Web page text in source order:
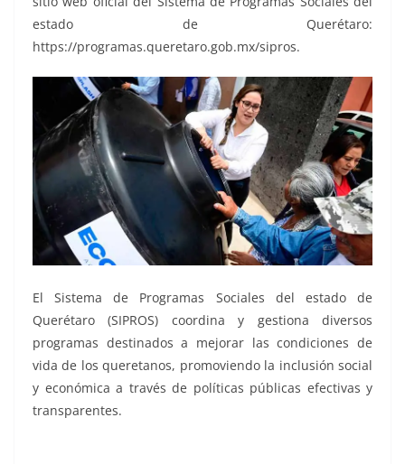
estado de Querétaro:
https://programas.queretaro.gob.mx/sipros.
El Sistema de Programas Sociales del estado de
Querétaro (SIPROS) coordina y gestiona diversos
programas destinados a mejorar las condiciones de
vida de los queretanos, promoviendo la inclusión social
y económica a través de políticas públicas efectivas y
transparentes.